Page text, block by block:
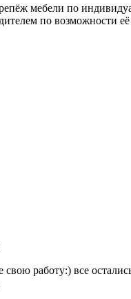
мебели по
по возможности
работу:) все